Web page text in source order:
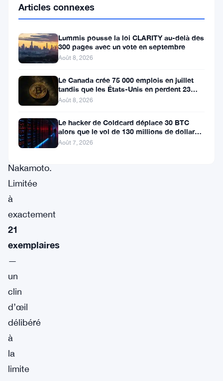
15e
anniversaire
whitepaper
Bitcoin
Nakamoto.
Limitée
à
exactement
21
exemplaires
—
un
clin
d’œil
délibéré
à
la
limite
Articles connexes
Lummis pousse la loi CLARITY au-delà des
300 pages avec un vote en septembre
Août 8, 2026
Le Canada crée 75 000 emplois en juillet
tandis que les États-Unis en perdent 23
000, Bitcoin reste à 65K
Août 8, 2026
Le hacker de Coldcard déplace 30 BTC
alors que le vol de 130 millions de dollars
entre dans une nouvelle phase
Août 7, 2026